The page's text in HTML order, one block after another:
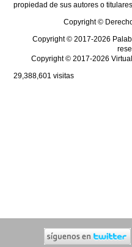
propiedad de sus autores o
Copyright ©
Copyright © 2017-2026
Copyright © 2017-2026
29,388,601 visitas